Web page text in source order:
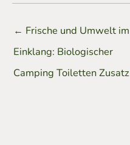
← Frische und Umwelt im
Einklang: Biologischer
Camping Toiletten Zusatz